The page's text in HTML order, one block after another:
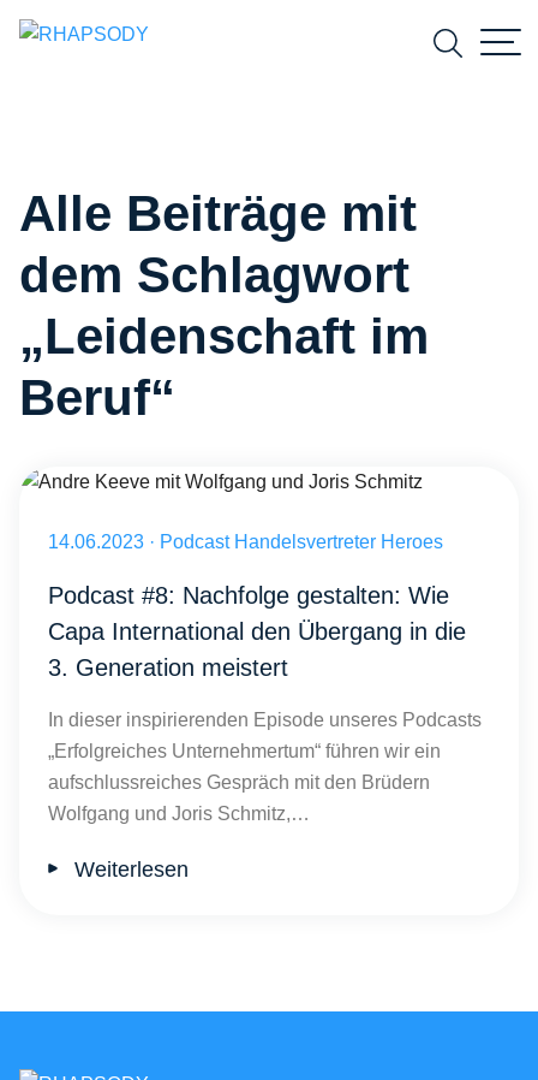
Suchen
Alle Beiträge mit
dem Schlagwort
„Leidenschaft im
Beruf“
Veröffentlicht am 14.06.2023
14.06.2023 · Podcast Handelsvertreter Heroes
Podcast #8: Nachfolge gestalten: Wie
Capa International den Übergang in die
3. Generation meistert
In dieser inspirierenden Episode unseres Podcasts
„Erfolgreiches Unternehmertum“ führen wir ein
aufschlussreiches Gespräch mit den Brüdern
Wolfgang und Joris Schmitz,…
Weiterlesen